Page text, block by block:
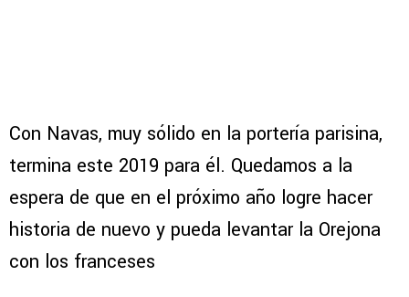
Con Navas, muy sólido en la portería parisina,
termina este 2019 para él. Quedamos a la
espera de que en el próximo año logre hacer
historia de nuevo y pueda levantar la Orejona
con los franceses